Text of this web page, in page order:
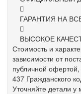
ГАРАНТИЯ НА
ВЫСОКОЕ
Стоимость и
зависимости от
публичной
437 Гражданского
Уточняйте детали